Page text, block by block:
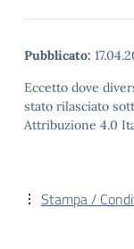
Pubblicato:
Eccetto dove
stato rilasciato
Attribuzione 4.0
Stampa /